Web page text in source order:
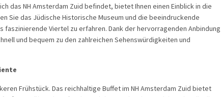
das NH Amsterdam Zuid befindet, bietet Ihnen einen Einblick in die
Sie das Jüdische Historische Museum und die beeindruckende
Viertel zu erfahren. Dank der hervorragenden Anbindung
und bequem zu den zahlreichen Sehenswürdigkeiten und
Frühstück. Das reichhaltige Buffet im NH Amsterdam Zuid bietet